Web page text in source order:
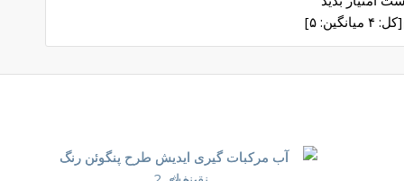
[کل: ۴ میانگین:۵]